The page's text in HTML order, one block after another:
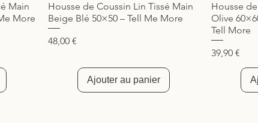
Main
More
Aperçu rapide
Housse de Coussin Lin Tissé Main
Beige Blé 50×50 – Tell Me More
Prix
48,00 €
Ajouter au panier
Housse
Olive
Tell More
Prix
39,90 €